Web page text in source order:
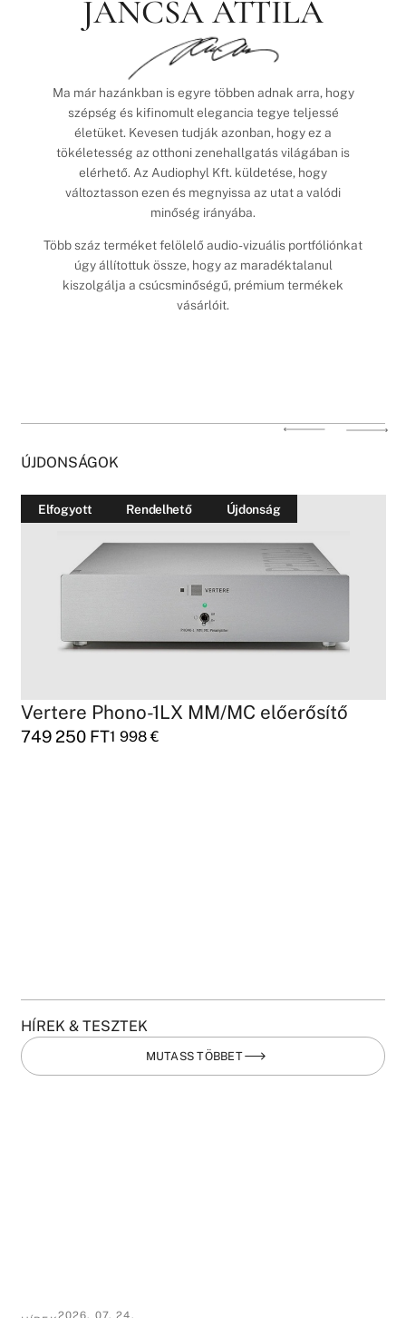
JANCSA ATTILA
Ma már hazánkban is egyre többen adnak arra, hogy
szépség és kifinomult elegancia tegye teljessé
életüket. Kevesen tudják azonban, hogy ez a
tökéletesség az otthoni zenehallgatás világában is
elérhető. Az Audiophyl Kft. küldetése, hogy
változtasson ezen és megnyissa az utat a valódi
minőség irányába.
Több száz terméket felölelő audio-vizuális portfóliónkat
úgy állítottuk össze, hogy az maradéktalanul
kiszolgálja a csúcsminőségű, prémium termékek
vásárlóit.
ÚJDONSÁGOK
Elfogyott Rendelhető Újdonság
Vertere Phono-1LX MM/MC előerősítő
749 250 FT1 998€
HÍREK & TESZTEK
MUTASS TÖBBET